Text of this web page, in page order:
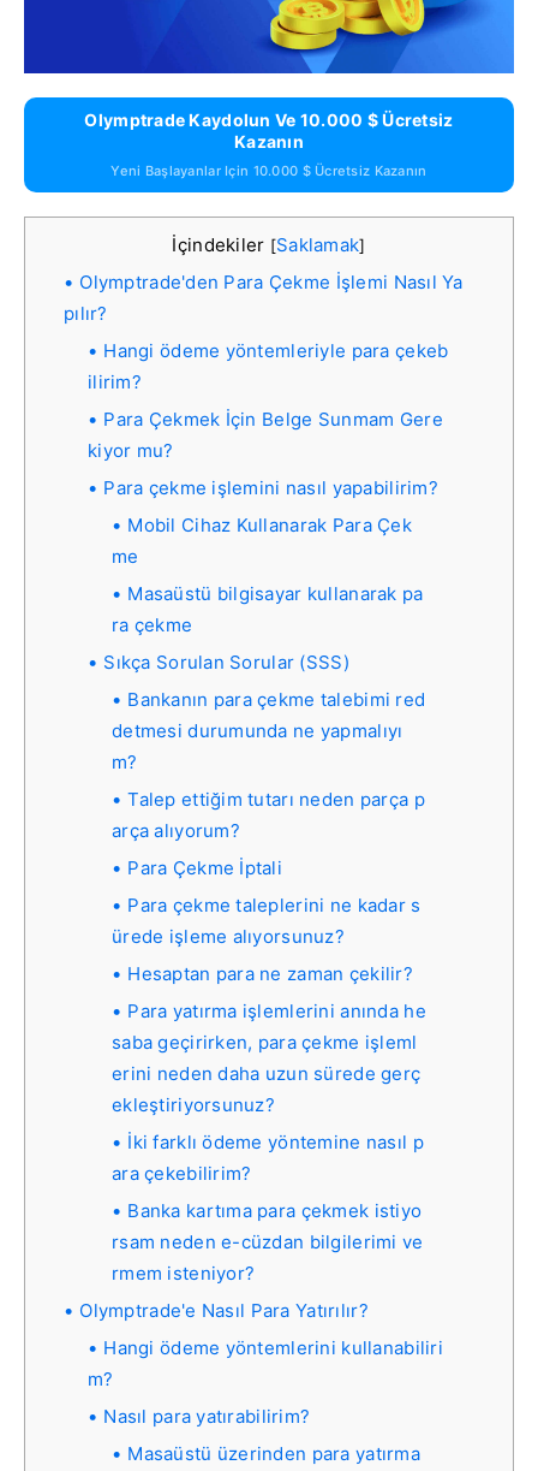
Olymptrade Kaydolun Ve 10.000 $ Ücretsiz
Kazanın
Yeni Başlayanlar Için 10.000 $ Ücretsiz Kazanın
İçindekiler [Saklamak]
Olymptrade'den Para Çekme İşlemi Nasıl Ya
pılır?
Hangi ödeme yöntemleriyle para çekeb
ilirim?
Para Çekmek İçin Belge Sunmam Gere
kiyor mu?
Para çekme işlemini nasıl yapabilirim?
Mobil Cihaz Kullanarak Para Çek
me
Masaüstü bilgisayar kullanarak pa
ra çekme
Sıkça Sorulan Sorular (SSS)
Bankanın para çekme talebimi red
detmesi durumunda ne yapmalıyı
m?
Talep ettiğim tutarı neden parça p
arça alıyorum?
Para Çekme İptali
Para çekme taleplerini ne kadar s
ürede işleme alıyorsunuz?
Hesaptan para ne zaman çekilir?
Para yatırma işlemlerini anında he
saba geçirirken, para çekme işleml
erini neden daha uzun sürede gerç
ekleştiriyorsunuz?
İki farklı ödeme yöntemine nasıl p
ara çekebilirim?
Banka kartıma para çekmek istiyo
rsam neden e-cüzdan bilgilerimi ve
rmem isteniyor?
Olymptrade'e Nasıl Para Yatırılır?
Hangi ödeme yöntemlerini kullanabiliri
m?
Nasıl para yatırabilirim?
Masaüstü üzerinden para yatırma